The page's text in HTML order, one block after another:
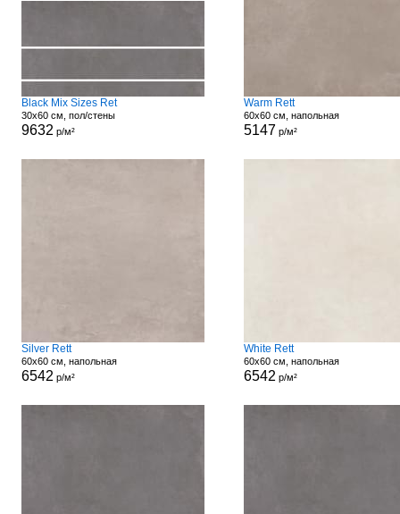
Black Mix Sizes Ret
30x60 см, пол/стены
9632 р/м²
Warm Rett
60x60 см, напольная
5147 р/м²
Silver Rett
60x60 см, напольная
6542 р/м²
White Rett
60x60 см, напольная
6542 р/м²